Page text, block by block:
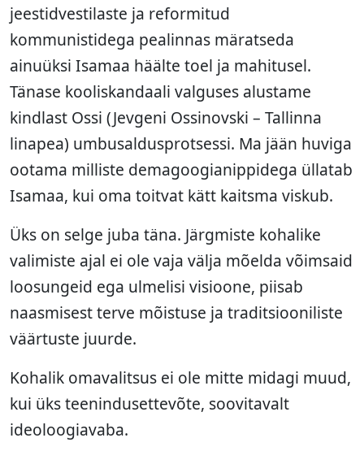
jeestidvestilaste ja reformitud
kommunistidega pealinnas märatseda
ainuüksi Isamaa häälte toel ja mahitusel.
Tänase kooliskandaali valguses alustame
kindlast Ossi (Jevgeni Ossinovski – Tallinna
linapea) umbusaldusprotsessi. Ma jään huviga
ootama milliste demagoogianippidega üllatab
Isamaa, kui oma toitvat kätt kaitsma viskub.
Üks on selge juba täna. Järgmiste kohalike
valimiste ajal ei ole vaja välja mõelda võimsaid
loosungeid ega ulmelisi visioone, piisab
naasmisest terve mõistuse ja traditsiooniliste
väärtuste juurde.
Kohalik omavalitsus ei ole mitte midagi muud,
kui üks teenindusettevõte, soovitavalt
ideoloogiavaba.